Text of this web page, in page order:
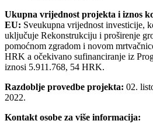
Ukupna vrijednost projekta i iznos
EU: Sveukupna vrijednost investicije,
uključuje Rekonstrukciju i proširenje
pomoćnom zgradom i novom
HRK a očekivano sufinanciranje iz
iznosi 5.911.768, 54 HRK.
Razdoblje provedbe projekta: 02.
2022.
Kontakt osobe za više informacija: